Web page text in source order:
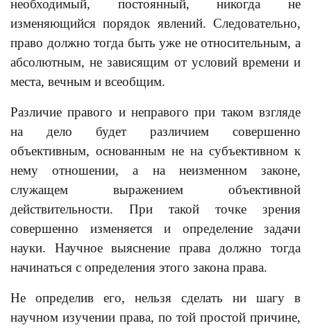
необходимый, постоянный, никогда не
изменяющийся порядок явлений. Следовательно,
право должно тогда быть уже не относительным, а
абсолютным, не зависящим от условий времени и
места, вечным и всеобщим.
Различие правого и неправого при таком взгляде
на дело будет различием совершенно
объективным, основанным не на субъективном к
нему отношении, а на неизменном законе,
служащем выражением объективной
действительности. При такой точке зрения
совершенно изменяется и определение задачи
науки. Научное выяснение права должно тогда
начинаться с определения этого закона права.
Не определив его, нельзя сделать ни шагу в
научном изучении права, по той простой причине,